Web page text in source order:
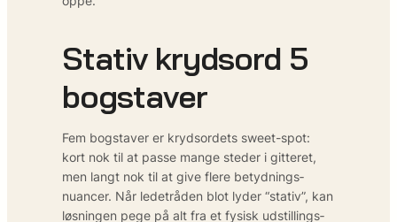
Stativ krydsord 5
bogstaver
Fem bogstaver er krydsordets sweet-spot:
kort nok til at passe mange steder i gitteret,
men langt nok til at give flere betydnings­
nuancer. Når ledetråden blot lyder “stativ”, kan
løsningen pege på alt fra et fysisk udstillings­